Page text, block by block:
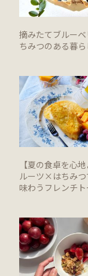
摘みたてブルー
ちみつのある暮ら
【夏の食卓を心
ルーツ×はちみつ
味わうフレンチト